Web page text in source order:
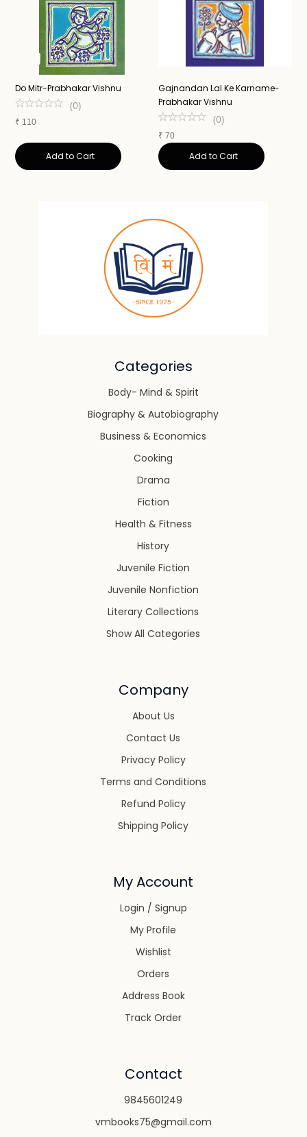
Do Mitr-Prabhakar Vishnu
(0)
₹ 110
Add to Cart
Gajnandan Lal Ke Karname-
Prabhakar Vishnu
(0)
₹ 70
Add to Cart
Categories
Body- Mind & Spirit
Biography & Autobiography
Business & Economics
Cooking
Drama
Fiction
Health & Fitness
History
Juvenile Fiction
Juvenile Nonfiction
Literary Collections
Show All Categories
Company
About Us
Contact Us
Privacy Policy
Terms and Conditions
Refund Policy
Shipping Policy
My Account
Login / Signup
My Profile
Wishlist
Orders
Address Book
Track Order
Contact
9845601249
vmbooks75@gmail.com